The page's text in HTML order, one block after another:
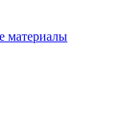
материалы